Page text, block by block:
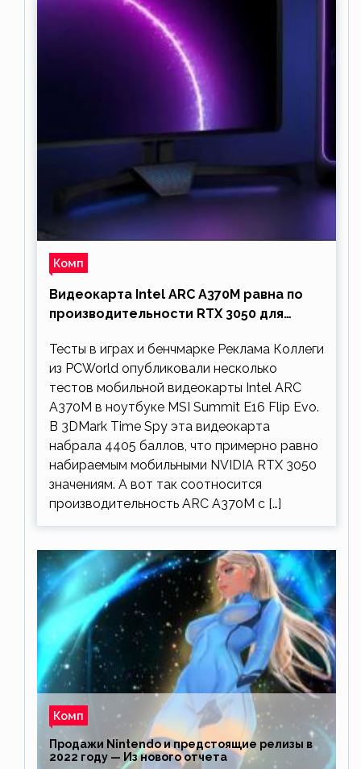
Комп
Видеокарта Intel ARC A370M равна по
производительности RTX 3050 для
Тесты в играх и бенчмарке Реклама Коллеги
из PCWorld опубликовали несколько
тестов мобильной видеокарты Intel ARC
A370M в ноутбуке MSI Summit E16 Flip Evo.
В 3DMark Time Spy эта видеокарта
набрала 4405 баллов, что примерно равно
набираемым мобильными NVIDIA RTX 3050
значениям. А вот так соотносится
производительность ARC A370M с […]
Комп
Продажи Nintendo и предстоящие релизы в
2022 году — Из нового отчета